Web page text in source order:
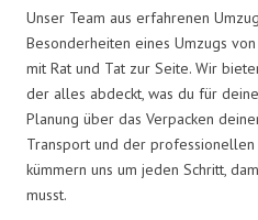
Unser Team aus erfahrenen
Besonderheiten eines Umzugs
mit Rat und Tat zur Seite. Wir
der alles abdeckt, was du für
Planung über das Verpacken
Transport und der
kümmern uns um jeden Schritt,
musst.